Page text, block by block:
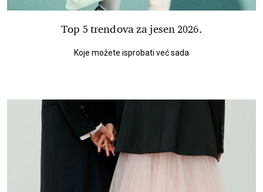
Top 5 trendova za jesen 2026.
Koje možete isprobati već sada